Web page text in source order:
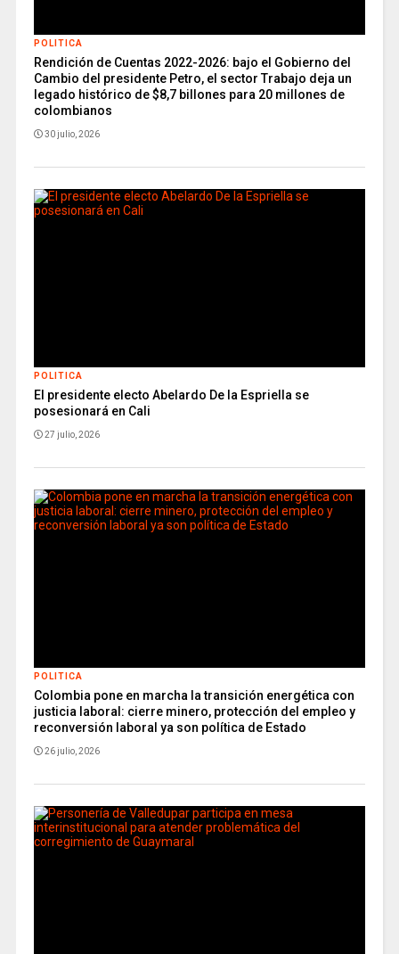
POLITICA
Rendición de Cuentas 2022-2026: bajo el Gobierno del
Cambio del presidente Petro, el sector Trabajo deja un
legado histórico de $8,7 billones para 20 millones de
colombianos
30 julio, 2026
POLITICA
El presidente electo Abelardo De la Espriella se
posesionará en Cali
27 julio, 2026
POLITICA
Colombia pone en marcha la transición energética con
justicia laboral: cierre minero, protección del empleo y
reconversión laboral ya son política de Estado
26 julio, 2026